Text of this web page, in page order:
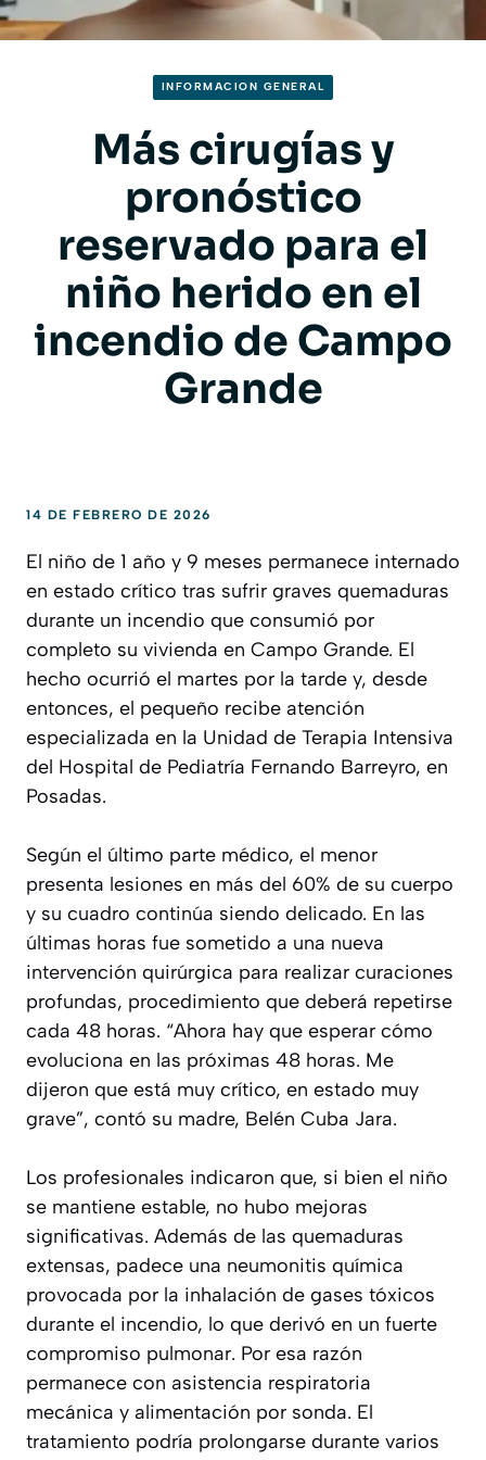
INFORMACION GENERAL
Más cirugías y
pronóstico
reservado para el
niño herido en el
incendio de Campo
Grande
14 DE FEBRERO DE 2026
El niño de 1 año y 9 meses permanece internado
en estado crítico tras sufrir graves quemaduras
durante un incendio que consumió por
completo su vivienda en Campo Grande. El
hecho ocurrió el martes por la tarde y, desde
entonces, el pequeño recibe atención
especializada en la Unidad de Terapia Intensiva
del Hospital de Pediatría Fernando Barreyro, en
Posadas.
Según el último parte médico, el menor
presenta lesiones en más del 60% de su cuerpo
y su cuadro continúa siendo delicado. En las
últimas horas fue sometido a una nueva
intervención quirúrgica para realizar curaciones
profundas, procedimiento que deberá repetirse
cada 48 horas. “Ahora hay que esperar cómo
evoluciona en las próximas 48 horas. Me
dijeron que está muy crítico, en estado muy
grave”, contó su madre, Belén Cuba Jara.
Los profesionales indicaron que, si bien el niño
se mantiene estable, no hubo mejoras
significativas. Además de las quemaduras
extensas, padece una neumonitis química
provocada por la inhalación de gases tóxicos
durante el incendio, lo que derivó en un fuerte
compromiso pulmonar. Por esa razón
permanece con asistencia respiratoria
mecánica y alimentación por sonda. El
tratamiento podría prolongarse durante varios